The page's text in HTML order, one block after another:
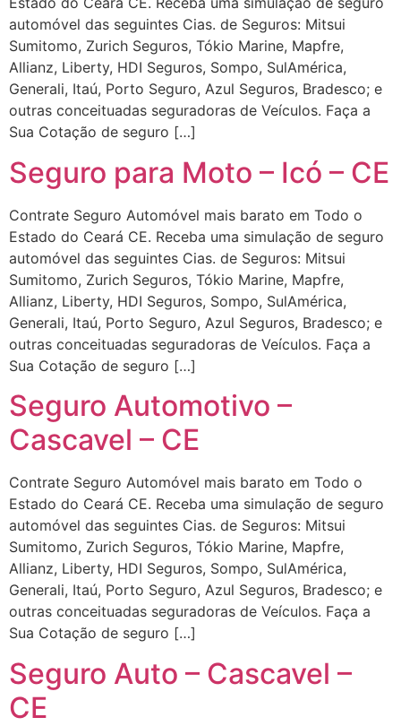
automóvel das seguintes Cias. de Seguros: Mitsui
Sumitomo, Zurich Seguros, Tókio Marine, Mapfre,
Allianz, Liberty, HDI Seguros, Sompo, SulAmérica,
Generali, Itaú, Porto Seguro, Azul Seguros, Bradesco; e
outras conceituadas seguradoras de Veículos. Faça a
Sua Cotação de seguro […]
Seguro para Moto – Icó – CE
Contrate Seguro Automóvel mais barato em Todo o
Estado do Ceará CE. Receba uma simulação de seguro
automóvel das seguintes Cias. de Seguros: Mitsui
Sumitomo, Zurich Seguros, Tókio Marine, Mapfre,
Allianz, Liberty, HDI Seguros, Sompo, SulAmérica,
Generali, Itaú, Porto Seguro, Azul Seguros, Bradesco; e
outras conceituadas seguradoras de Veículos. Faça a
Sua Cotação de seguro […]
Seguro Automotivo –
Cascavel – CE
Contrate Seguro Automóvel mais barato em Todo o
Estado do Ceará CE. Receba uma simulação de seguro
automóvel das seguintes Cias. de Seguros: Mitsui
Sumitomo, Zurich Seguros, Tókio Marine, Mapfre,
Allianz, Liberty, HDI Seguros, Sompo, SulAmérica,
Generali, Itaú, Porto Seguro, Azul Seguros, Bradesco; e
outras conceituadas seguradoras de Veículos. Faça a
Sua Cotação de seguro […]
Seguro Auto – Cascavel –
CE